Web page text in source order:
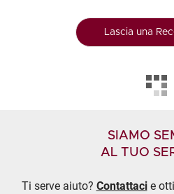
Lascia una
SIAMO
AL TUO
Ti serve aiuto? Contattacie